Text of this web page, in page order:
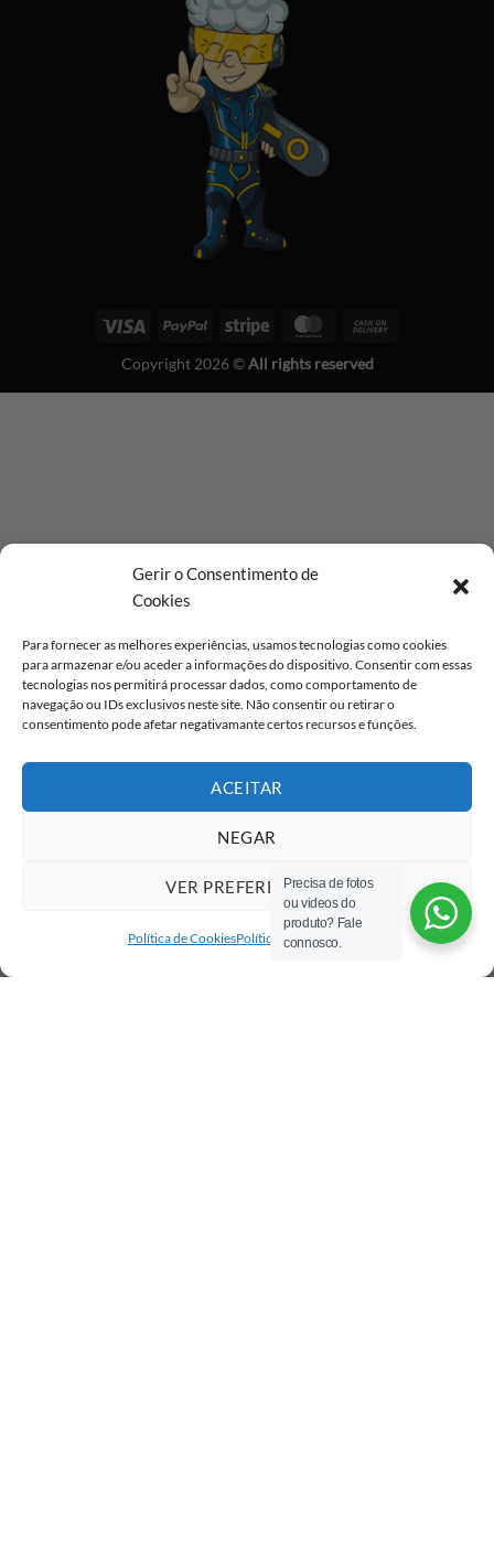
Gerir o Consentimento de
Cookies
Para fornecer as melhores experiências, usamos tecnologias como cookies
para armazenar e/ou aceder a informações do dispositivo. Consentir com essas
tecnologias nos permitirá processar dados, como comportamento de
navegação ou IDs exclusivos neste site. Não consentir ou retirar o
consentimento pode afetar negativamante certos recursos e funções.
ACEITAR
NEGAR
VER PREFERÊNCIAS
Política de CookiesPolítica de privacidade
Visa PayPal Stripe MasterCard
Copyright 2026 ©All rights reserved
Precisa de fotos
ou videos do
produto? Fale
connosco.